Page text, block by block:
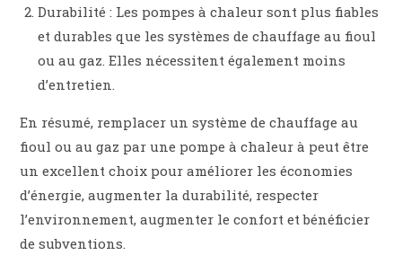
Durabilité : Les pompes à chaleur sont plus fiables
et durables que les systèmes de chauffage au fioul
ou au gaz. Elles nécessitent également moins
d’entretien.
En résumé, remplacer un système de chauffage au
fioul ou au gaz par une pompe à chaleur à peut être
un excellent choix pour améliorer les économies
d’énergie, augmenter la durabilité, respecter
l’environnement, augmenter le confort et bénéficier
de subventions.